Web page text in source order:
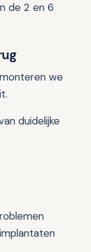
de 2 en 6
we
duidelijke